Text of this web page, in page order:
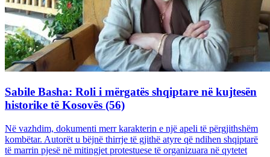
Sabile Basha: Roli i mërgatës shqiptare në kujtesën
historike të Kosovës (56)
Në vazhdim, dokumenti merr karakterin e një apeli të përgjithshëm
kombëtar. Autorët u bëjnë thirrje të gjithë atyre që ndihen shqiptarë
të marrin pjesë në mitingjet protestuese të organizuara në qytetet